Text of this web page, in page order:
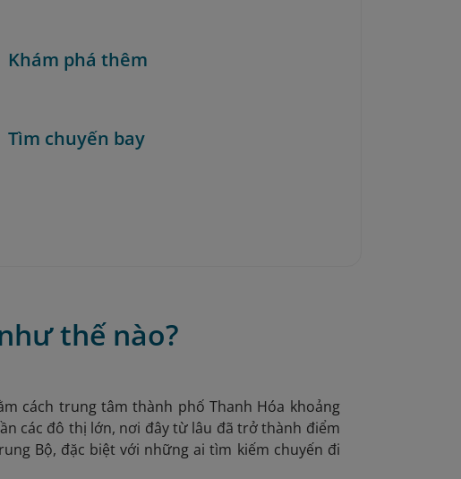
Khám phá thêm
Tìm chuyến bay
thế nào?
cách trung tâm thành phố Thanh Hóa khoảng
các đô thị lớn, nơi đây từ lâu đã trở thành điểm
Bộ, đặc biệt với những ai tìm kiếm chuyến đi